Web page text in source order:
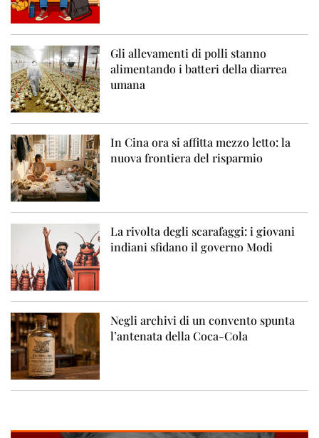
Gli allevamenti di polli stanno
alimentando i batteri della diarrea
umana
In Cina ora si affitta mezzo letto: la
nuova frontiera del risparmio
La rivolta degli scarafaggi: i giovani
indiani sfidano il governo Modi
Negli archivi di un convento spunta
l’antenata della Coca-Cola